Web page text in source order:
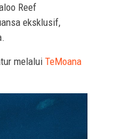
Reef
eksklusif,
melalui TeMoana